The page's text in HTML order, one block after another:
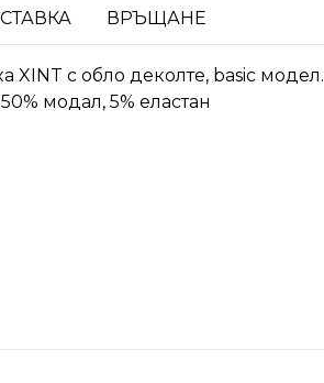
XINT с обло деколте, basic модел.
модал, 5% еластан
ВРЪЩАНЕ